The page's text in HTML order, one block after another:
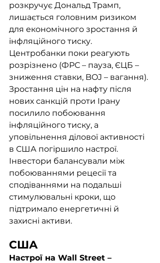
розкручує Дональд Трамп,
лишається головним ризиком
для економічного зростання й
інфляційного тиску.
Центробанки поки реагують
розрізнено (ФРС – пауза, ЄЦБ –
зниження ставки, BOJ – вагання).
Зростання цін на нафту після
нових санкцій проти Ірану
посилило побоювання
інфляційного тиску, а
уповільнення ділової активності
в США погіршило настрої.
Інвестори балансували між
побоюваннями рецесії та
сподіваннями на подальші
стимулювальні кроки, що
підтримало енергетичні й
захисні активи.
Настрої на Wall Street –